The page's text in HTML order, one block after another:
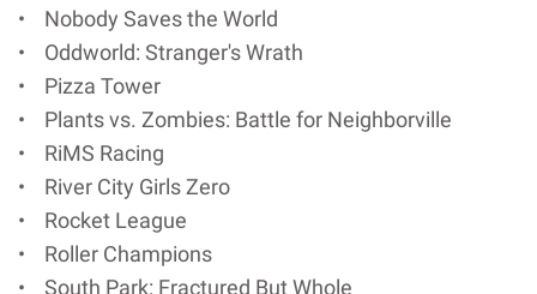
• Nobody Saves the World
• Oddworld: Stranger's Wrath
• Pizza Tower
• Plants vs. Zombies: Battle for Neighborville
• RiMS Racing
• River City Girls Zero
• Rocket League
• Roller Champions
• South Park: Fractured But Whole